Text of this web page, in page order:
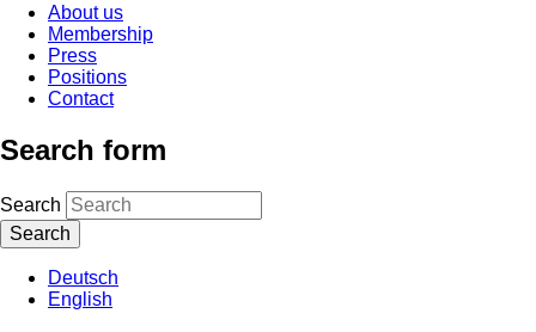
About us
Membership
Press
Positions
Contact
Search form
Search
Deutsch
English